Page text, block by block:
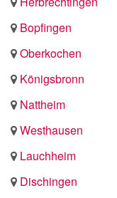
Bopfingen
Oberkochen
Königsbronn
Nattheim
Westhausen
Lauchheim
Dischingen